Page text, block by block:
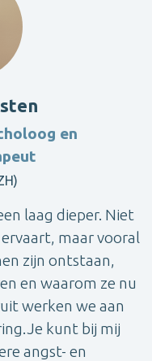
en
laag dieper. Niet
maar vooral
zijn ontstaan,
en waarom ze nu
werken we aan
kunt bij mij
angst- en